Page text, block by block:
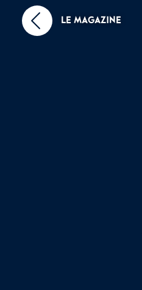
LE MAGAZINE